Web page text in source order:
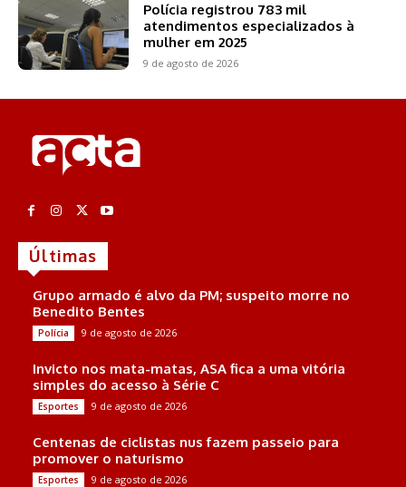
Polícia registrou 783 mil
atendimentos especializados à
mulher em 2025
9 de agosto de 2026
Últimas
Grupo armado é alvo da PM; suspeito morre no
Benedito Bentes
Polícia 9 de agosto de 2026
Invicto nos mata-matas, ASA fica a uma vitória
simples do acesso à Série C
Esportes 9 de agosto de 2026
Centenas de ciclistas nus fazem passeio para
promover o naturismo
Esportes 9 de agosto de 2026